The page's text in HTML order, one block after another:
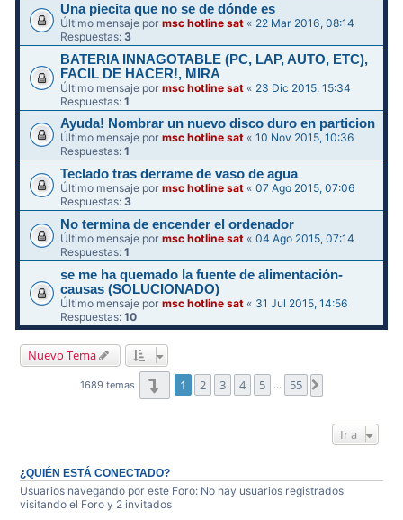
Una piecita que no se de dónde es
Último mensaje pormsc hotline sat « 22 Mar 2016, 08:14
Respuestas: 3
BATERIA INNAGOTABLE (PC, LAP, AUTO, ETC),
FACIL DE HACER!, MIRA
Último mensaje pormsc hotline sat « 23 Dic 2015, 15:34
Respuestas:1
Ayuda! Nombrar un nuevo disco duro en particion
Último mensaje pormsc hotline sat «10 Nov 2015, 10:36
Respuestas:1
Teclado tras derrame de vaso de agua
Último mensaje pormsc hotline sat «07 Ago 2015, 07:06
Respuestas:3
No termina de encender el ordenador
Último mensaje pormsc hotline sat «04 Ago 2015, 07:14
Respuestas:1
se me ha quemado la fuente de alimentación-
causas (SOLUCIONADO)
Último mensaje pormsc hotline sat « 31 Jul 2015, 14:56
Respuestas:10
Nuevo Tema
1689 temas Página1 de 55
1 2 3 4 5 … 55
Ir a
¿QUIÉN ESTÁ CONECTADO?
Usuarios navegando por este Foro: No hay usuarios registrados
visitando el Foro y 2 invitados